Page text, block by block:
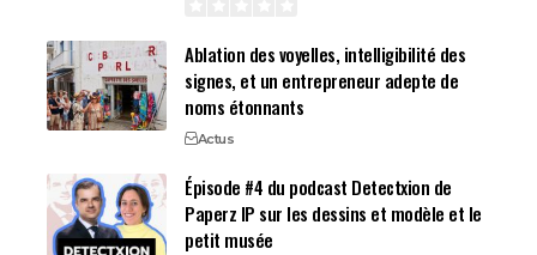
Ablation des voyelles, intelligibilité des
signes, et un entrepreneur adepte de
noms étonnants
Actus
Épisode #4 du podcast Detectxion de
Paperz IP sur les dessins et modèle et le
petit musée